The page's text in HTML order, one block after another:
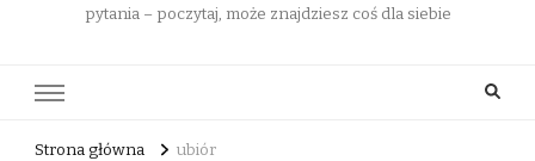
pytania – poczytaj, może znajdziesz coś dla siebie
Strona główna ubiór